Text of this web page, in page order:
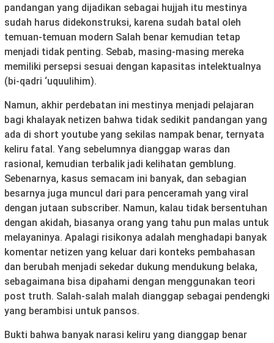
pandangan yang dijadikan sebagai hujjah itu mestinya
sudah harus didekonstruksi, karena sudah batal oleh
temuan-temuan modern Salah benar kemudian tetap
menjadi tidak penting. Sebab, masing-masing mereka
memiliki persepsi sesuai dengan kapasitas intelektualnya
(bi-qadri ‘uquulihim).
Namun, akhir perdebatan ini mestinya menjadi pelajaran
bagi khalayak netizen bahwa tidak sedikit pandangan yang
ada di short youtube yang sekilas nampak benar, ternyata
keliru fatal. Yang sebelumnya dianggap waras dan
rasional, kemudian terbalik jadi kelihatan gemblung.
Sebenarnya, kasus semacam ini banyak, dan sebagian
besarnya juga muncul dari para penceramah yang viral
dengan jutaan subscriber. Namun, kalau tidak bersentuhan
dengan akidah, biasanya orang yang tahu pun malas untuk
melayaninya. Apalagi risikonya adalah menghadapi banyak
komentar netizen yang keluar dari konteks pembahasan
dan berubah menjadi sekedar dukung mendukung belaka,
sebagaimana bisa dipahami dengan menggunakan teori
post truth. Salah-salah malah dianggap sebagai pendengki
yang berambisi untuk pansos.
Bukti bahwa banyak narasi keliru yang dianggap benar